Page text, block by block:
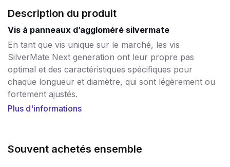
Description du produit
Vis à panneaux d’aggloméré silvermate
En tant que vis unique sur le marché, les vis
SilverMate Next generation ont leur propre pas
optimal et des caractéristiques spécifiques pour
chaque longueur et diamètre, qui sont légèrement ou
fortement ajustés.
Les vis courtes, au contraire, ont un pas plus petit
plus grand, ce qui leur permet de se visser plus
Plus d'informations
Souvent achetés ensemble